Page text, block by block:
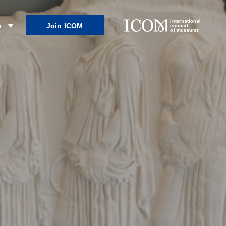
Join ICOM
international
council
of museums